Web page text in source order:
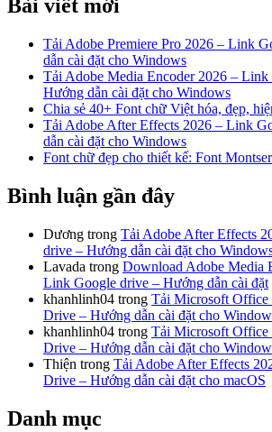
Bài viết mới
Tải Adobe Premiere Pro 2026 – Link
dẫn cài đặt cho Windows
Tải Adobe Media Encoder 2026 –
Hướng dẫn cài đặt cho Windows
Chia sẻ 40+ Font chữ Việt hóa, đẹp,
Tải Adobe After Effects 2026 – Link
dẫn cài đặt cho Windows
Font chữ đẹp cho thiết kế: Font
Bình luận gần đây
Dương trong Tải Adobe After Effects
drive – Hướng dẫn cài đặt cho
Lavada trong Download Adobe Media
Link Google drive – Hướng dẫn cài đặt
khanhlinh04 trong Tải Microsoft
Drive – Hướng dẫn cài đặt cho
khanhlinh04 trong Tải Microsoft
Drive – Hướng dẫn cài đặt cho
Thiện trong Tải Adobe After Effects
Drive – Hướng dẫn cài đặt cho macOS
Danh mục